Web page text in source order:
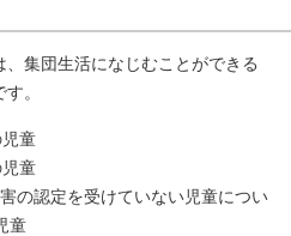
集団生活になじむことができる
。
児童
児童
の認定を受けていない児童につい
童